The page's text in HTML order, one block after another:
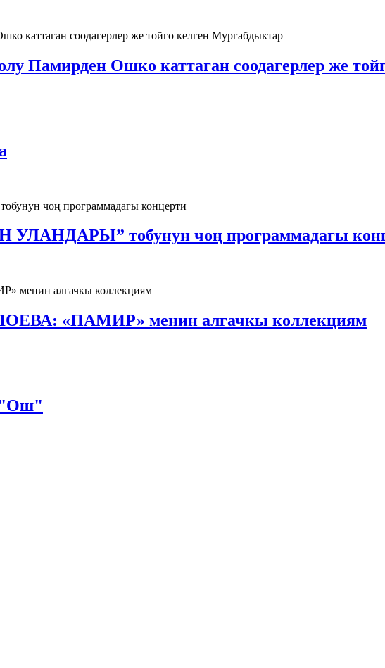
Памирден Ошко каттаган соодагерлер же
тобунун чоң программадагы
«ПАМИР» менин алгачкы коллекциям
"Ош"